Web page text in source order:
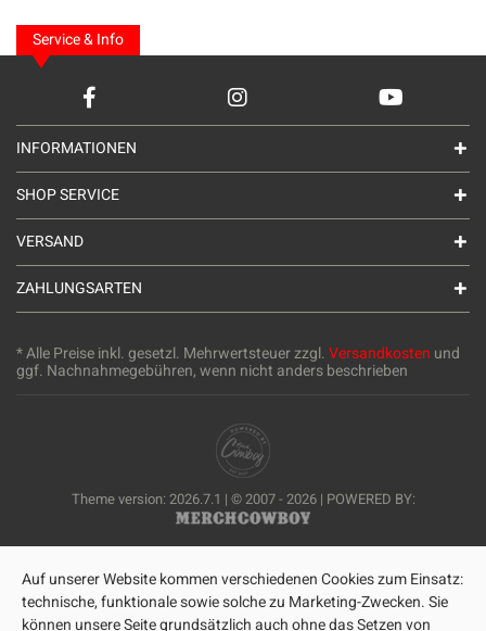
Service & Info
INFORMATIONEN
SHOP SERVICE
VERSAND
ZAHLUNGSARTEN
* Alle Preise inkl. gesetzl. Mehrwertsteuer zzgl.Versandkosten und
ggf. Nachnahmegebühren, wenn nicht anders beschrieben
Theme version: 2026.7.1 | © 2007 - 2026 | POWERED BY:
Auf unserer Website kommen verschiedenen Cookies zum Einsatz:
technische, funktionale sowie solche zu Marketing-Zwecken. Sie
können unsere Seite grundsätzlich auch ohne das Setzen von